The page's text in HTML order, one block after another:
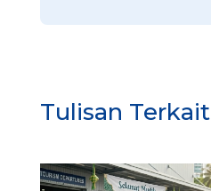
y
?
Tulisan Terkait